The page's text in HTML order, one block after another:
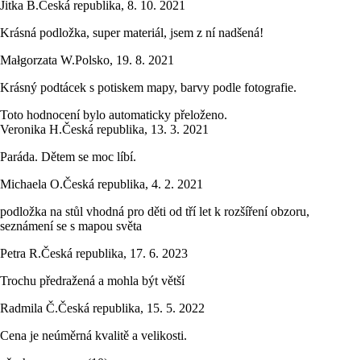
Jitka B.Česká republika, 8. 10. 2021
Krásná podložka, super materiál, jsem z ní nadšená!
Małgorzata W.Polsko, 19. 8. 2021
Krásný podtácek s potiskem mapy, barvy podle fotografie.
Toto hodnocení bylo automaticky přeloženo.
Veronika H.Česká republika, 13. 3. 2021
Paráda. Dětem se moc líbí.
Michaela O.Česká republika, 4. 2. 2021
podložka na stůl vhodná pro děti od tří let k rozšíření obzoru,
seznámení se s mapou světa
Petra R.Česká republika, 17. 6. 2023
Trochu předražená a mohla být větší
Radmila Č.Česká republika, 15. 5. 2022
Cena je neúměrná kvalitě a velikosti.